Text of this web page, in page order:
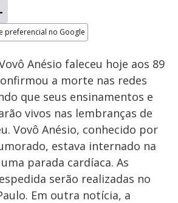
preferencial no Google
Anésio faleceu hoje aos 89
a morte nas redes
que seus ensinamentos e
vivos nas lembranças de
Vovô Anésio, conhecido por
estava internado na
parada cardíaca. As
serão realizadas no
Em outra notícia, a